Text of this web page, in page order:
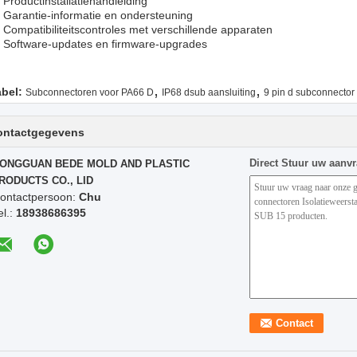
Garantie-informatie en ondersteuning
Compatibiliteitscontroles met verschillende apparaten
Software-updates en firmware-upgrades
Subconnectoren voor PA66 D , IP68 dsub aansluiting , 9 pin d subconnector
BEDE MOLD AND PLASTIC
CO., LID
Chu
18938686395
Direct Stuur uw